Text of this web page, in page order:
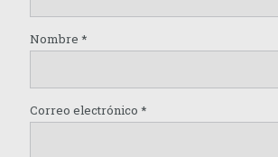
Nombre *
Correo electrónico *